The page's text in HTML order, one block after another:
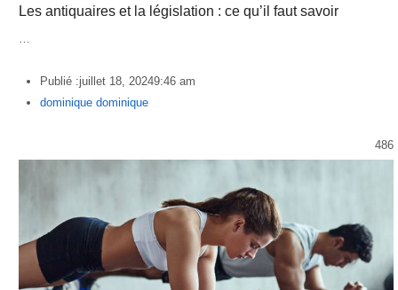
Les antiquaires et la législation : ce qu’il faut savoir
Publié :juillet 18, 20249:46 am
Author
dominique dominique
486